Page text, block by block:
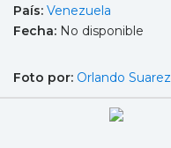
País: Venezuela
Fecha: No disponible
Foto por: Orlando Suarez